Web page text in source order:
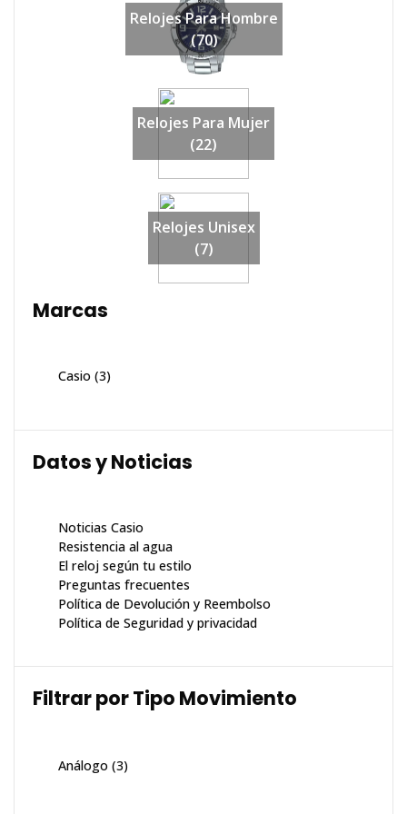
Relojes Para Hombre
(70)
Relojes Para Mujer
(22)
Relojes Unisex
(7)
Marcas
Casio (3)
Datos y Noticias
Noticias Casio
Resistencia al agua
El reloj según tu estilo
Preguntas frecuentes
Política de Devolución y Reembolso
Política de Seguridad y privacidad
Filtrar por Tipo Movimiento
Análogo (3)